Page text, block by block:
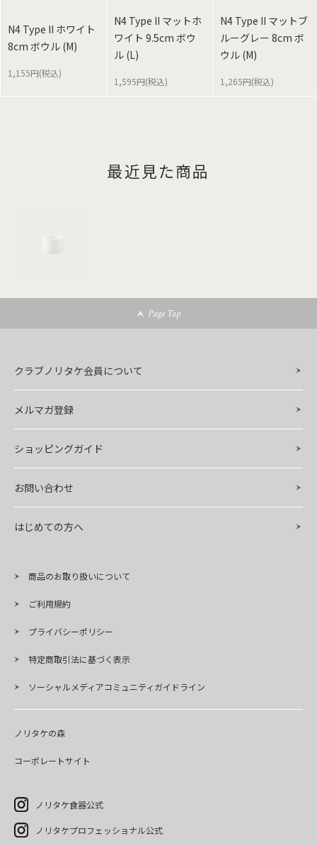
N4 Type II ホワイト
8cm ボウル (M)
1,155円(税込)
N4 Type II マットホ
ワイト 9.5cm ボウ
ル (L)
1,595円(税込)
N4 Type II マットブ
ルーグレー 8cm ボ
ウル (M)
1,265円(税込)
最近見た商品
Page Top
クラブノリタケ会員について
メルマガ登録
ショッピングガイド
お問い合わせ
はじめての方へ
商品のお取り扱いについて
ご利用規約
プライバシーポリシー
特定商取引法に基づく表示
ソーシャルメディアコミュニティガイドライン
ノリタケの森
コーポレートサイト
ノリタケ食器公式
ノリタケプロフェッショナル公式